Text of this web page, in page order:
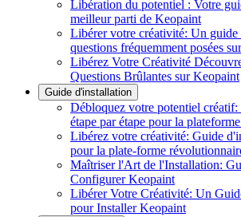
Libération du potentiel : Votre
meilleur parti de Keopaint
Libérer votre créativité: Un guide
questions fréquemment posées
Libérez Votre Créativité
Questions Brûlantes sur Keopaint
Guide d'installation
Débloquez votre potentiel
étape par étape pour la
Libérez votre créativité: Guide
pour la plate-forme
Maîtriser l'Art de l'Installation:
Configurer Keopaint
Libérer Votre Créativité: Un
pour Installer Keopaint